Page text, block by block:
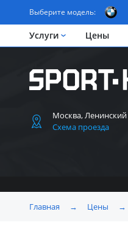
Выберите модель:
Услуги Цены
Москва, Ленинский
Схема проезда
Главная → Цены →